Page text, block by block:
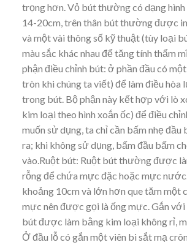
trọng hơn. Vỏ bút thường có dạng
14-20cm, trên thân bút thường được
và một vài thông số kỹ thuật (tùy loại
màu sắc khác nhau để tăng tính thẩm
phận điều chỉnh bút: ở phần đầu có
tròn khi chúng ta viết) để làm điều hòa
trong bút. Bộ phận này kết hợp với lò
kim loại theo hình xoắn ốc) để điều
muốn sử dụng, ta chỉ cần bấm nhẹ đầu
ra; khi không sử dụng, bấm đầu bấm
vào.Ruột bút: Ruột bút thường được
rỗng để chứa mực đặc hoặc mực
khoảng 10cm và lớn hơn que tăm một
mực nên được gọi là ống mực. Gắn
bút được làm bằng kim loại không rỉ,
Ở đầu lỗ có gắn một viên bi sắt mạ